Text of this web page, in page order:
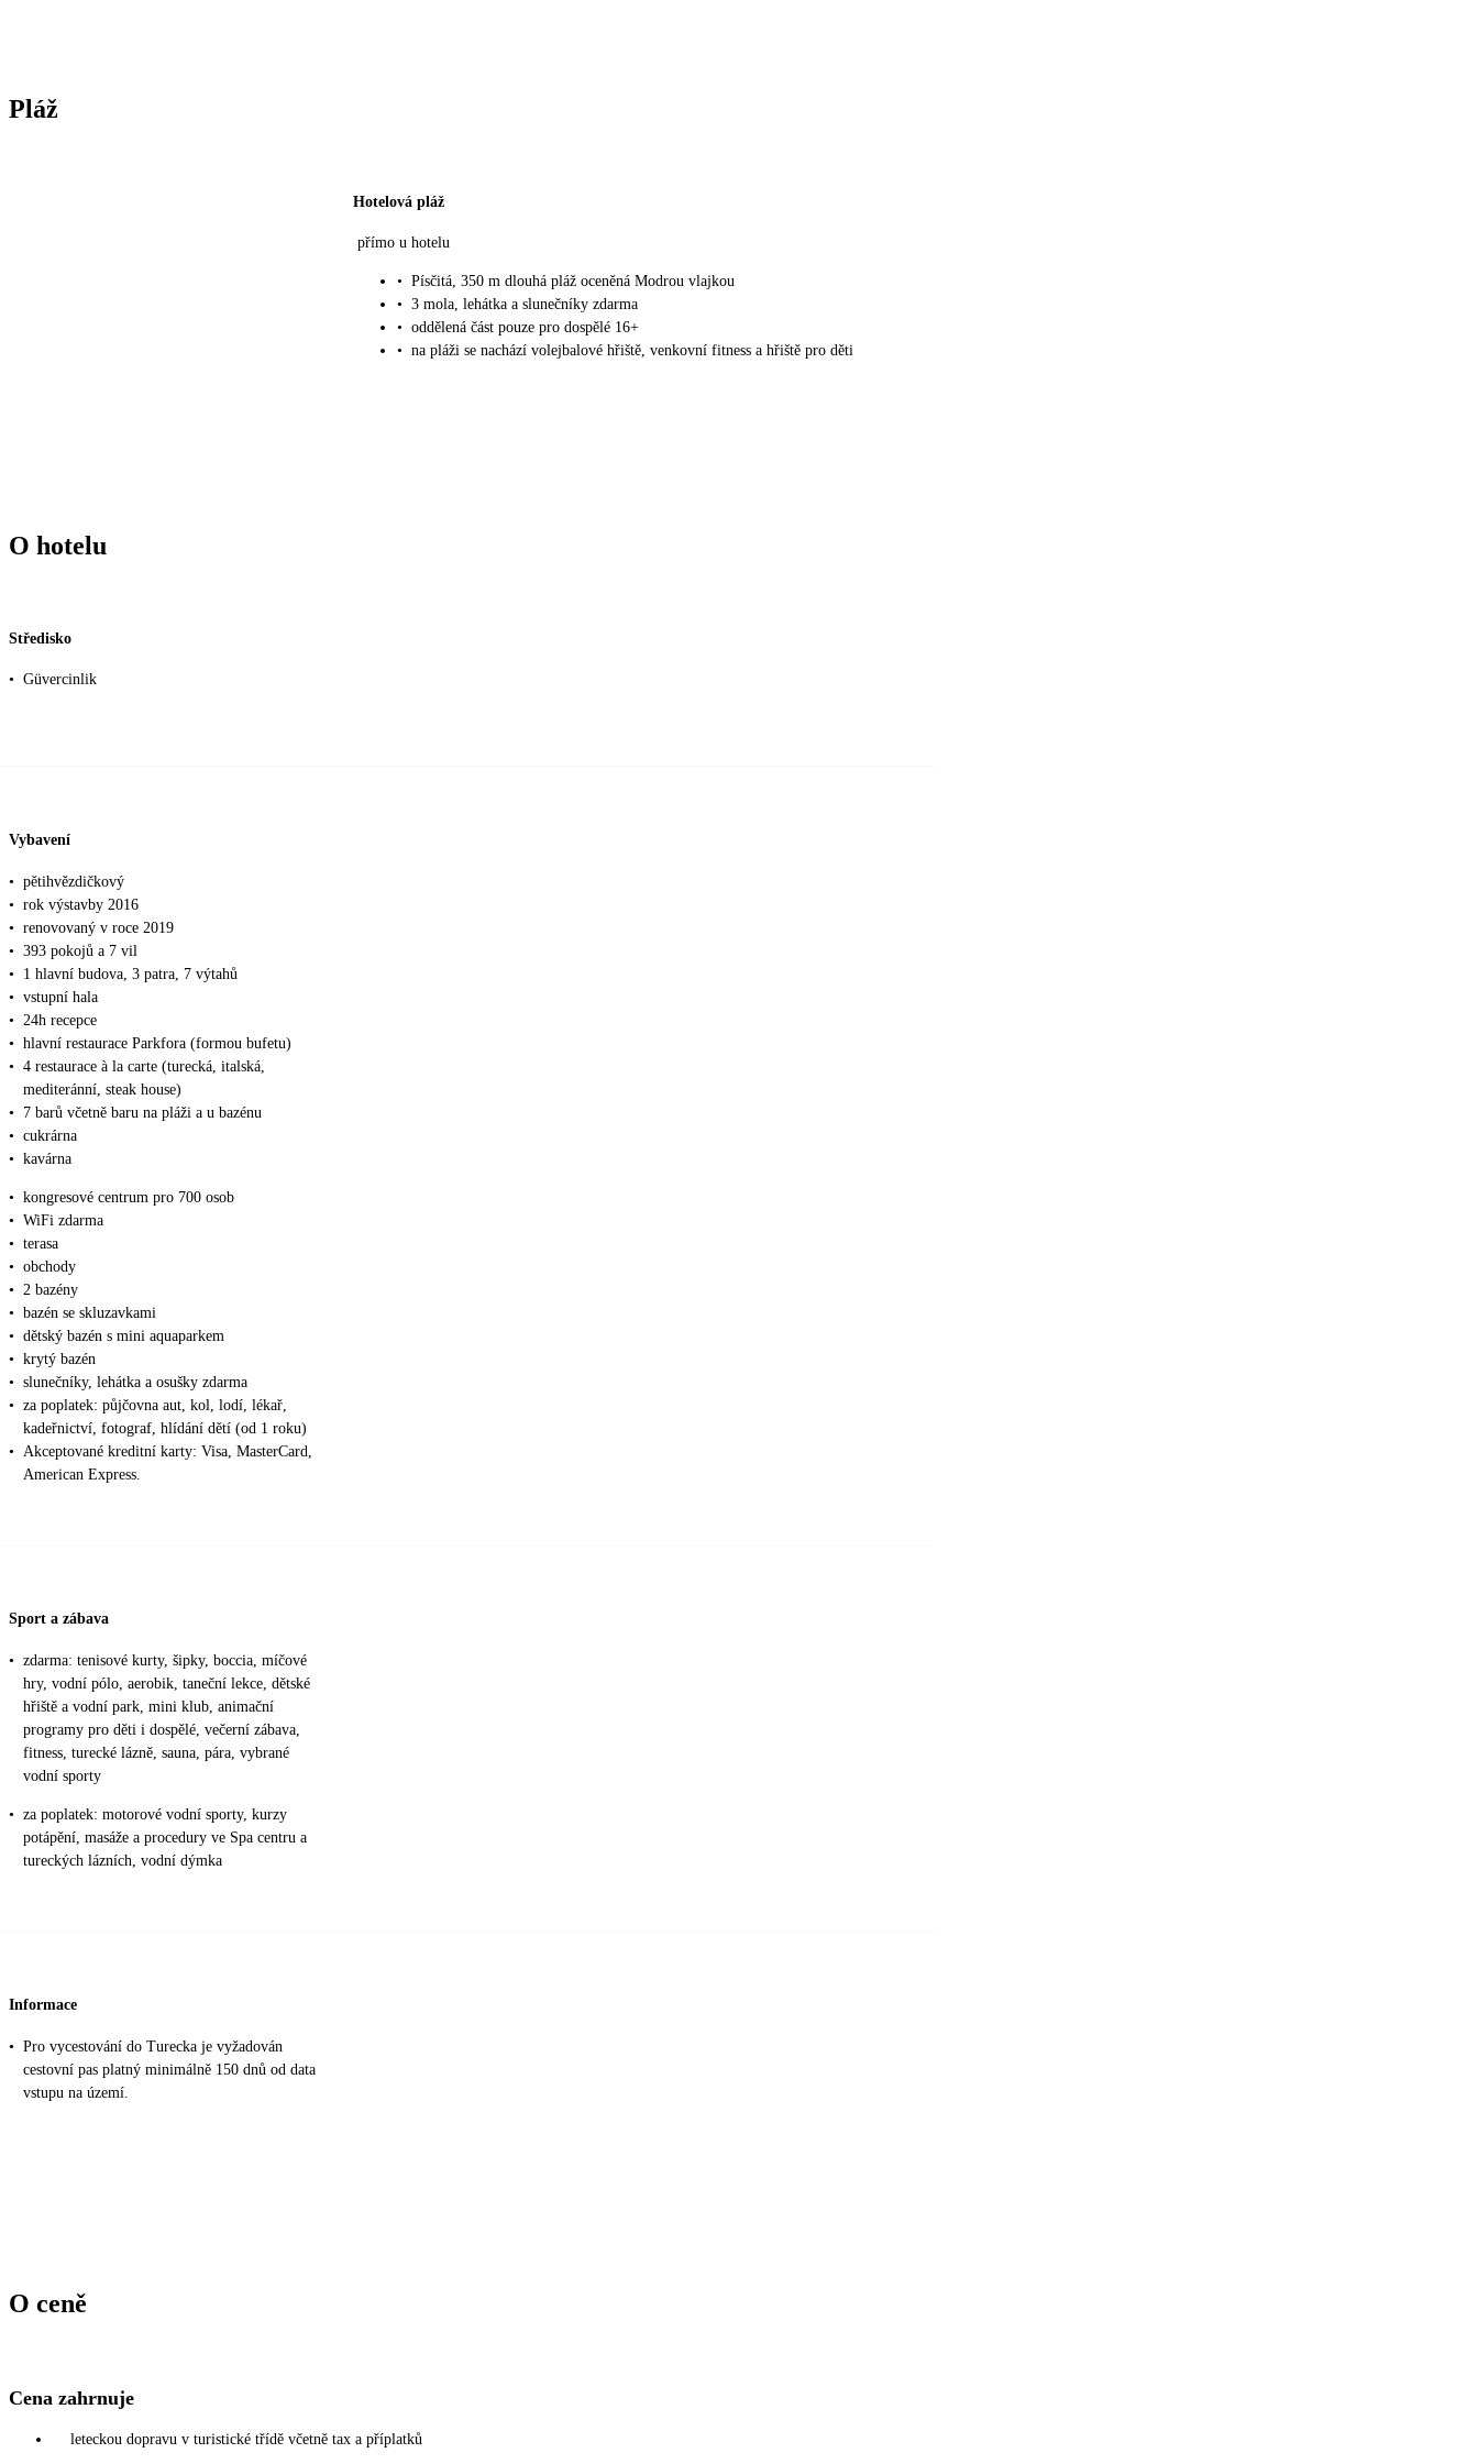
Pláž
Hotelová pláž
přímo u hotelu
• Písčitá, 350 m dlouhá pláž oceněná Modrou vlajkou
• 3 mola, lehátka a slunečníky zdarma
• oddělená část pouze pro dospělé 16+
• na pláži se nachází volejbalové hřiště, venkovní fitness a hřiště pro děti
O hotelu
Středisko
• Güvercinlik
Vybavení
• pětihvězdičkový
• rok výstavby 2016
• renovovaný v roce 2019
• 393 pokojů a 7 vil
•
1 hlavní budova, 3 patra, 7 výtahů
• vstupní hala
•
24h recepce
• hlavní restaurace Parkfora (formou bufetu)
• 4 restaurace à la carte (turecká, italská,
mediteránní, steak house)
•
7 barů včetně baru na pláži a u bazénu
• cukrárna
• kavárna
• kongresové centrum pro 700 osob
• WiFi zdarma
• terasa
• obchody
•
2 bazény
• bazén se skluzavkami
• dětský bazén s mini aquaparkem
• krytý bazén
• slunečníky, lehátka a osušky zdarma
• za poplatek: půjčovna aut, kol, lodí, lékař,
kadeřnictví, fotograf, hlídání dětí (od 1 roku)
•
Akceptované kreditní karty: Visa, MasterCard,
American Express.
Sport a zábava
• zdarma: tenisové kurty, šipky, boccia, míčové
hry, vodní pólo, aerobik, taneční lekce, dětské
hřiště a vodní park, mini klub, animační
programy pro děti i dospělé, večerní zábava,
fitness, turecké lázně, sauna, pára, vybrané
vodní sporty
• za poplatek: motorové vodní sporty, kurzy
potápění, masáže a procedury ve Spa centru a
tureckých lázních, vodní dýmka
Informace
• Pro vycestování do Turecka je vyžadován
cestovní pas platný minimálně 150 dnů od data
vstupu na území.
O ceně
Cena zahrnuje
leteckou dopravu v turistické třídě včetně tax a příplatků